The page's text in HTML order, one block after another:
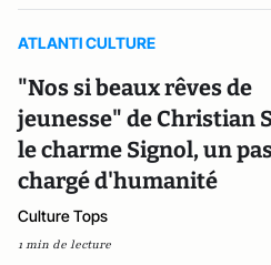
ATLANTI CULTURE
"Nos si beaux rêves de
jeunesse" de Christian
le charme Signol, un
chargé d'humanité
Culture Tops
1 min de lecture